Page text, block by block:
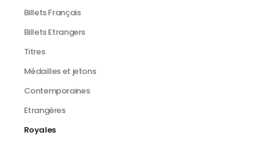
Billets Français
Billets Etrangers
Titres
Médailles et jetons
Contemporaines
Etrangères
Royales